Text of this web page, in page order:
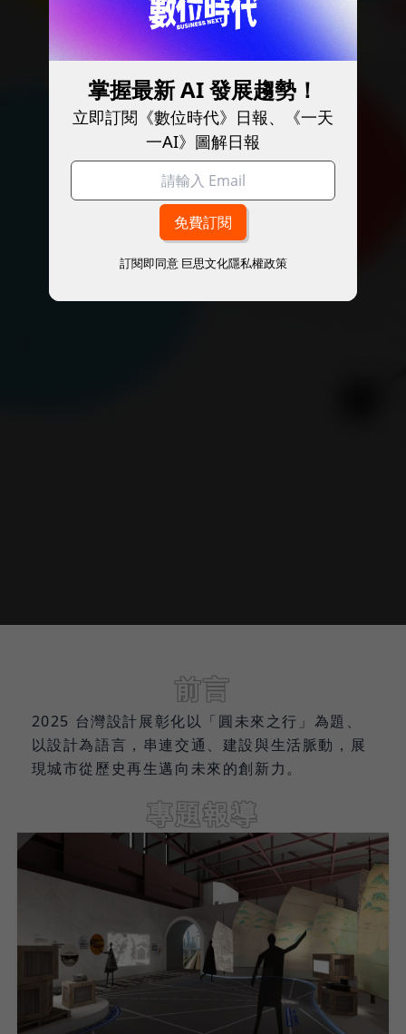
前言
2025 台灣設計展彰化以「圓未來之行」為題、
以設計為語言，串連交通、建設與生活脈動，展
現城市從歷史再生邁向未來的創新力。
專題報導
掌握最新 AI 發展趨勢！
立即訂閱《數位時代》日報、《一天
一AI》圖解日報
訂閱即同意 巨思文化隱私權政策